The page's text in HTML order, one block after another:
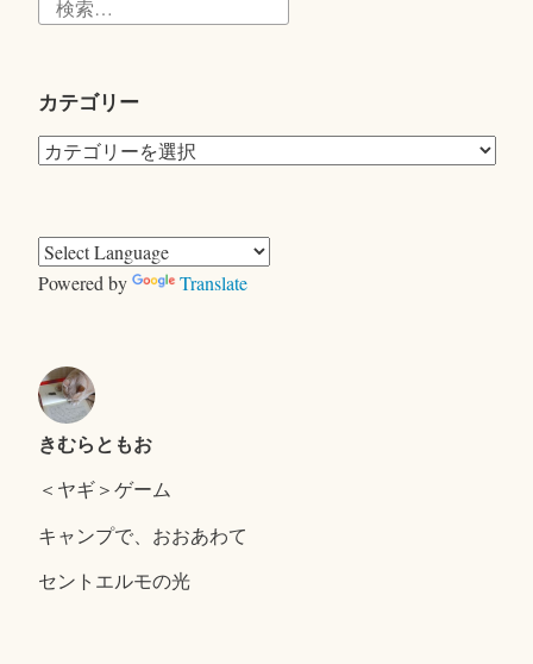
カテゴリー
カ
リ
ー
Powered by Translate
きむらともお
＜ヤギ＞ゲーム
キャンプで、おおあわて
セントエルモの光